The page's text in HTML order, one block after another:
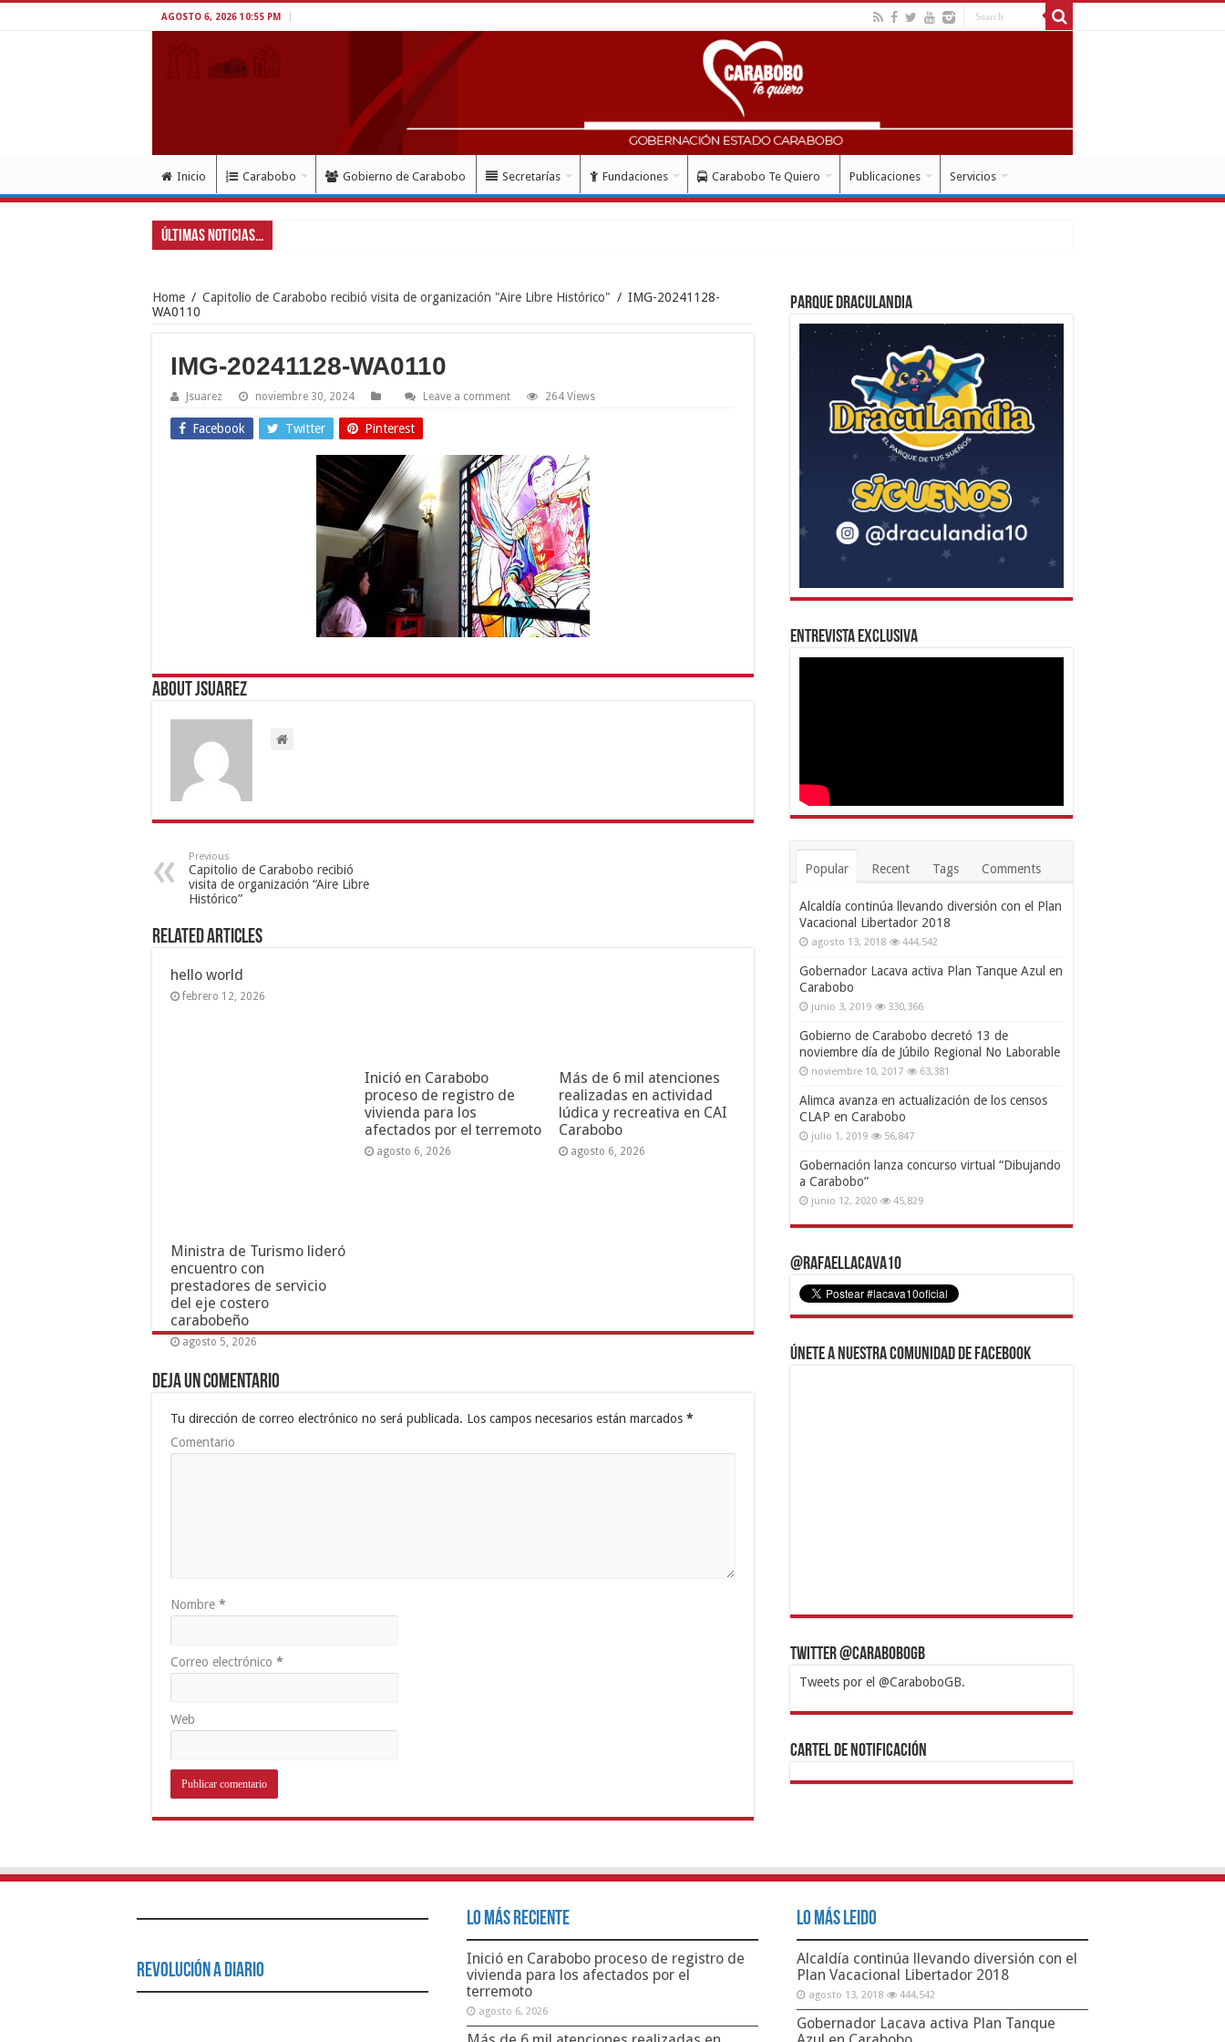
AGOSTO 6, 2026 10:55 PM
Inicio Carabobo Gobierno de Carabobo Secretarías Fundaciones Carabobo Te Quiero Publicaciones Servicios
Últimas Noticias...
Home / Capitolio de Carabobo recibió visita de organización "Aire Libre Histórico" / IMG-20241128-
WA0110
IMG-20241128-WA0110
Jsuarez noviembre 30, 2024 Leave a comment 264 Views
Facebook Twitter Pinterest
About Jsuarez
Previous
Capitolio de Carabobo recibió
visita de organización “Aire Libre
Histórico”
Related Articles
hello world
febrero 12, 2026
Inició en Carabobo
proceso de registro de
vivienda para los
afectados por el terremoto
agosto 6, 2026
Más de 6 mil atenciones
realizadas en actividad
lúdica y recreativa en CAI
Carabobo
agosto 6, 2026
Ministra de Turismo lideró
encuentro con
prestadores de servicio
del eje costero
carabobeño
agosto 5, 2026
Deja un comentario
Tu dirección de correo electrónico no será publicada. Los campos necesarios están marcados *
Comentario
Nombre *
Correo electrónico *
Web
Parque Draculandia
Entrevista Exclusiva
Popular Recent Tags Comments
Alcaldía continúa llevando diversión con el Plan
Vacacional Libertador 2018
agosto 13, 2018 444,542
Gobernador Lacava activa Plan Tanque Azul en
Carabobo
junio 3, 2019 330,366
Gobierno de Carabobo decretó 13 de
noviembre día de Júbilo Regional No Laborable
noviembre 10, 2017 63,381
Alimca avanza en actualización de los censos
CLAP en Carabobo
julio 1, 2019 56,847
Gobernación lanza concurso virtual “Dibujando
a Carabobo”
junio 12, 2020 45,829
@RafaelLacava10
Únete a nuestra comunidad de Facebook
Twitter @CaraboboGB
Tweets por el @CaraboboGB.
1xbetBetturkeyBetistKralbetSupertotobetTipobet
https://mvbcasino.com/
Cartel de Notificación
Revolución a Diario
Lo Más Reciente
Inició en Carabobo proceso de registro de
vivienda para los afectados por el
terremoto
agosto 6, 2026
Lo Más Leido
Alcaldía continúa llevando diversión con el
Plan Vacacional Libertador 2018
agosto 13, 2018 444,542
Gobernador Lacava activa Plan Tanque